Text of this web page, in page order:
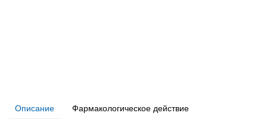
Описание Фармакологическое действие